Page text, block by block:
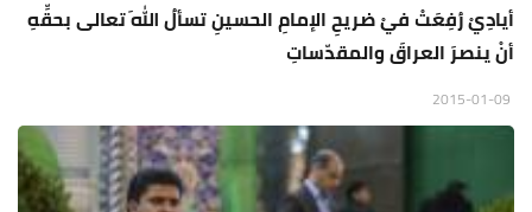
أيادِيْ رُفِعَتْ فيْ ضريحِ الإمامِ الحسينِ تسألُ اللهَ تعالى بحقِّهِ
أنْ ينصرَ العراقَ والمقدّساتِ